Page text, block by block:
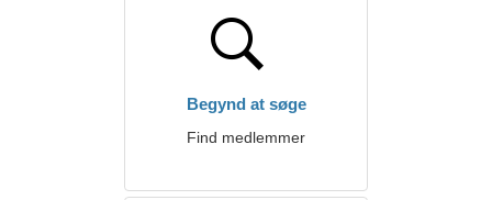
Begynd at søge
Find medlemmer